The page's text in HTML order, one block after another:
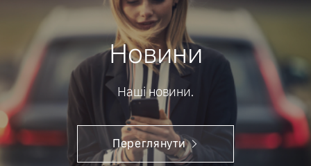
Новини
Наші новини.
Переглянути